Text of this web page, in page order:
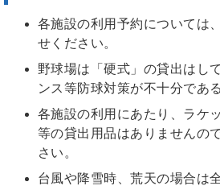
各施設の利用予約については
せください。
野球場は「硬式」の貸出はし
ンス等防球対策が不十分であ
各施設の利用にあたり、ラケ
等の貸出用品はありませんの
さい。
台風や降雪時、荒天の場合は